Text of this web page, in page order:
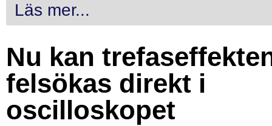
Läs mer...
Nu kan
felsökas direkt i
oscilloskopet